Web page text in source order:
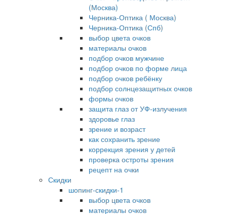
(Москва)
Черника-Оптика ( Москва)
Черника-Оптика (Спб)
выбор цвета очков
материалы очков
подбор очков мужчине
подбор очков по форме лица
подбор очков ребёнку
подбор солнцезащитных очков
формы очков
защита глаз от УФ-излучения
здоровье глаз
зрение и возраст
как сохранить зрение
коррекция зрения у детей
проверка остроты зрения
рецепт на очки
Скидки
шопинг-скидки-1
выбор цвета очков
материалы очков